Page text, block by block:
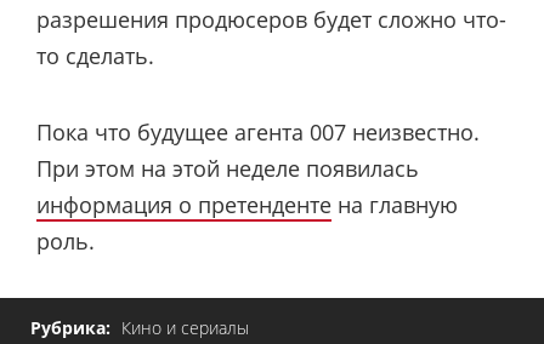
разрешения продюсеров будет сложно что-
то сделать.
Пока что будущее агента 007 неизвестно.
При этом на этой неделе появилась
информация о претенденте на главную
роль.
Рубрика: Кино и сериалы